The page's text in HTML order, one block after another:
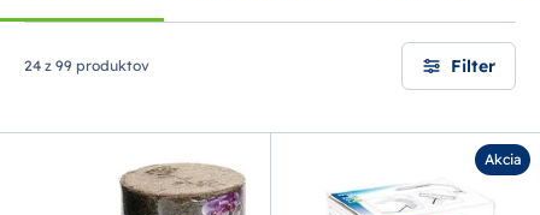
24 z 99 produktov Filter
Akcia